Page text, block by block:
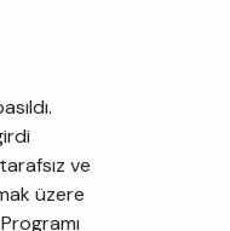
ve
üzere